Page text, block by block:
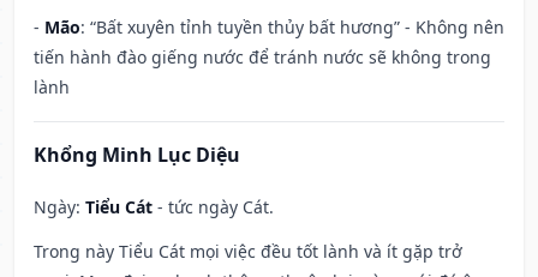
- Mão: “Bất xuyên tỉnh tuyền thủy bất hương” - Không nên
tiến hành đào giếng nước để tránh nước sẽ không trong
lành
Khổng Minh Lục Diệu
Ngày: Tiểu Cát - tức ngày Cát.
Trong này Tiểu Cát mọi việc đều tốt lành và ít gặp trở